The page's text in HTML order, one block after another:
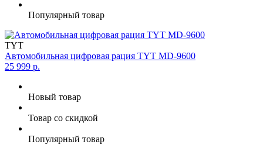
Популярный товар
TYT
Автомобильная цифровая рация TYT MD-9600
25 999 р.
Новый товар
Товар со скидкой
Популярный товар